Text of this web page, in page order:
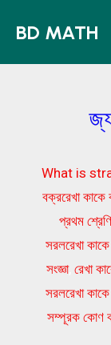
BD MATH
What is
বক্ররেখা কাকে
প্রথম শ্রেণি
সরলরেখা
সংজ্ঞা, রেখা
সরলরেখা
সম্পূরক কোণ